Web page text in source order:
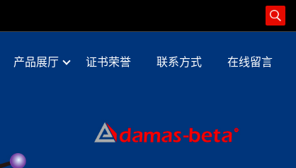
产品展厅 证书荣誉 联系方式 在线留言